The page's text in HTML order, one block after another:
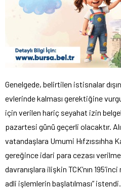
Genelgede, belirtilen istisnalar
evlerinde kalması gerektiğine
için verilen hariç seyahat izin
pazartesi günü geçerli olacaktır.
vatandaşlara Umumi Hıfzıssıhha
gereğince idari para cezası
davranışlara ilişkin TCK’nın
adli işlemlerin başlatılması”